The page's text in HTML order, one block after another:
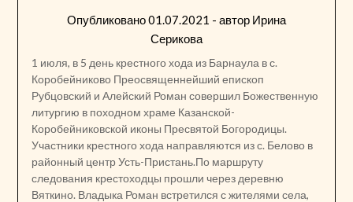
Опубликовано01.07.2021 - автор Ирина
Серикова
1 июля, в 5 день крестного хода из Барнаула в с.
Коробейниково Преосвященнейший епископ
Рубцовский и Алейский Роман совершил Божественную
литургию в походном храме Казанской-
Коробейниковской иконы Пресвятой Богородицы.
Участники крестного хода направляются из с. Белово в
районный центр Усть-Пристань.По маршруту
следования крестоходцы прошли через деревню
Вяткино. Владыка Роман встретился с жителями села,